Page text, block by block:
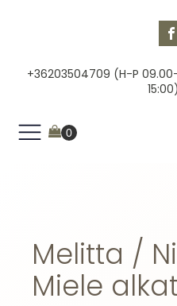
+36203504709 (H-P
15:00)
Melitta /
Miele